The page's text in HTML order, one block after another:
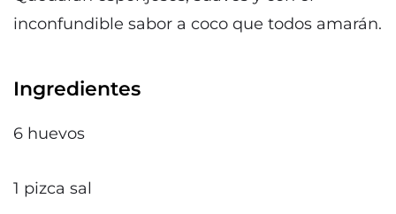
inconfundible sabor a coco que todos amarán.
Ingredientes
6 huevos
1 pizca sal